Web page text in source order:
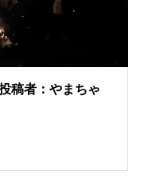
稿者：やまちゃ